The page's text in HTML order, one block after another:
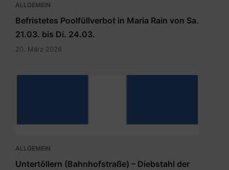
ALLGEMEIN
Befristetes Poolfüllverbot in Maria Rain von Sa.
21.03. bis Di. 24.03.
20. März 2026
ALLGEMEIN
Untertöllern (Bahnhofstraße) – Diebstahl der